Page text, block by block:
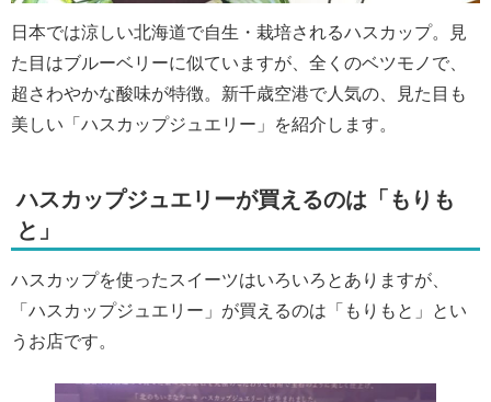
日本では涼しい北海道で自生・栽培されるハスカップ。見
た目はブルーベリーに似ていますが、全くのベツモノで、
超さわやかな酸味が特徴。新千歳空港で人気の、見た目も
美しい「ハスカップジュエリー」を紹介します。
ハスカップジュエリーが買えるのは「もりも
と」
ハスカップを使ったスイーツはいろいろとありますが、
「ハスカップジュエリー」が買えるのは「もりもと」とい
うお店です。